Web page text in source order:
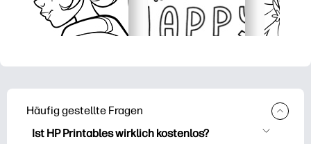
Häufig gestellte Fragen
Ist HP Printables wirklich kostenlos?